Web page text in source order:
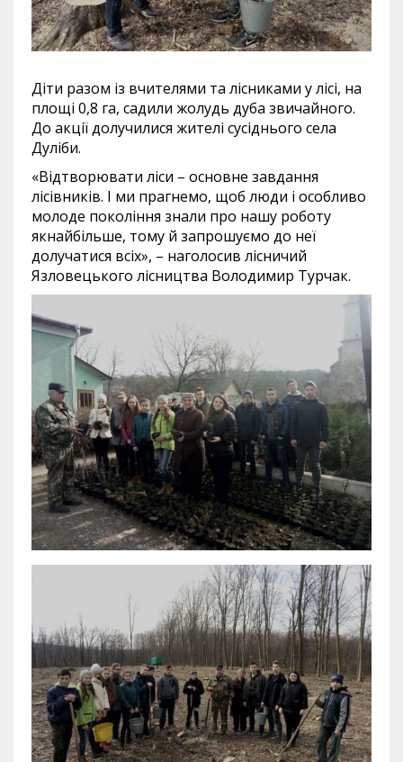
Діти разом із вчителями та лісниками у лісі, на
площі 0,8 га, садили жолудь дуба звичайного.
До акції долучилися жителі сусіднього села
Дуліби.
«Відтворювати ліси – основне завдання
лісівників. І ми прагнемо, щоб люди і особливо
молоде покоління знали про нашу роботу
якнайбільше, тому й запрошуємо до неї
долучатися всіх», – наголосив лісничий
Язловецького лісництва Володимир Турчак.